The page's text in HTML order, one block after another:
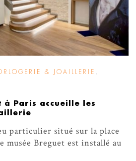
& JOAILLERIE
à Paris accueille les
particulier situé sur la place
musée Breguet est installé au